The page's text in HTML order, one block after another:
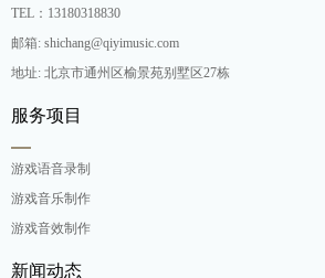
TEL：13180318830
邮箱: shichang@qiyimusic.com
地址: 北京市通州区榆景苑别墅区27栋
服务项目
游戏语音录制
游戏音乐制作
游戏音效制作
新闻动态